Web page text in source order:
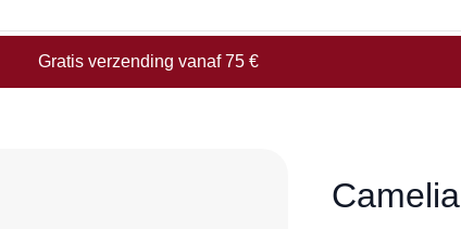
Gratis verzending vanaf 75 €
Camelia